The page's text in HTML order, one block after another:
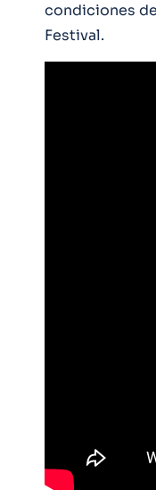
condiciones
Festival.